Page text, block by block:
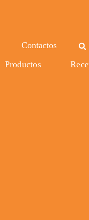
Contactos
Productos